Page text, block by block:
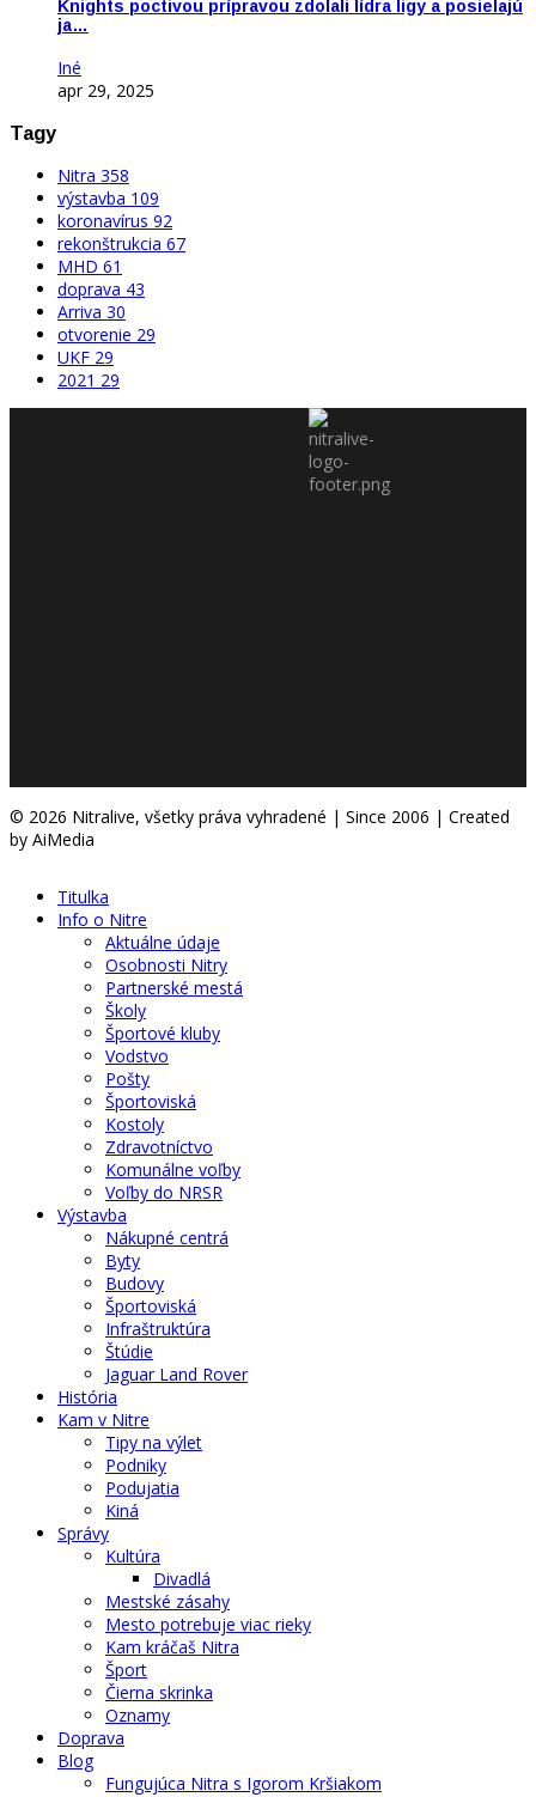
Knights poctivou prípravou zdolali lídra ligy a posielajú
ja…
Iné
apr 29, 2025
Tagy
Nitra 358
výstavba 109
koronavírus 92
rekonštrukcia 67
MHD 61
doprava 43
Arriva 30
otvorenie 29
UKF 29
2021 29
© 2026 Nitralive, všetky práva vyhradené | Since 2006 | Created
by AiMedia
Titulka
Info o Nitre
Aktuálne údaje
Osobnosti Nitry
Partnerské mestá
Školy
Športové kluby
Vodstvo
Pošty
Športoviská
Kostoly
Zdravotníctvo
Komunálne voľby
Voľby do NRSR
Výstavba
Nákupné centrá
Byty
Budovy
Športoviská
Infraštruktúra
Štúdie
Jaguar Land Rover
História
Kam v Nitre
Tipy na výlet
Podniky
Podujatia
Kiná
Správy
Kultúra
Divadlá
Mestské zásahy
Mesto potrebuje viac rieky
Kam kráčaš Nitra
Šport
Čierna skrinka
Oznamy
Doprava
Blog
Fungujúca Nitra s Igorom Kršiakom